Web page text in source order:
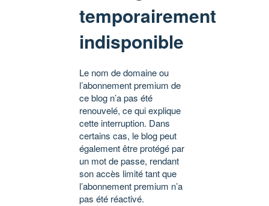
temporairement
indisponible
Le nom de domaine ou
l’abonnement premium de
ce blog n’a pas été
renouvelé, ce qui explique
cette interruption. Dans
certains cas, le blog peut
également être protégé par
un mot de passe, rendant
son accès limité tant que
l’abonnement premium n’a
pas été réactivé.